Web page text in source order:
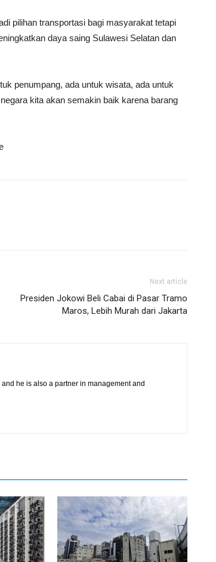
pilihan transportasi bagi masyarakat tetapi
daya saing Sulawesi Selatan dan
penumpang, ada untuk wisata, ada untuk
kita akan semakin baik karena barang
Next article
Presiden Jokowi Beli Cabai di Pasar Tramo
Maros, Lebih Murah dari Jakarta
he is also a partner in management and